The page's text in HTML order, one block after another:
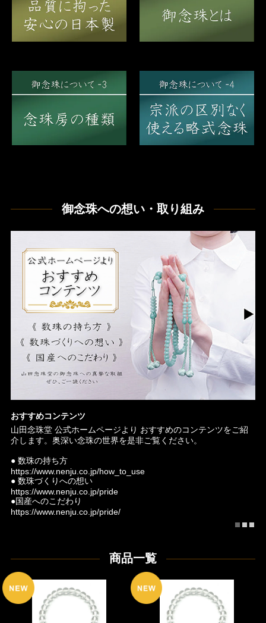
御念珠への想い・取り組み
おすすめコンテンツ
山田念珠堂 公式ホームページより おすすめのコンテンツをご紹
介します。奥深い念珠の世界を是非ご覧ください。
● 数珠の持ち方
https://www.nenju.co.jp/how_to_use
● 数珠づくりへの想い
https://www.nenju.co.jp/pride
●国産へのこだわり
https://www.nenju.co.jp/pride/
商品一覧